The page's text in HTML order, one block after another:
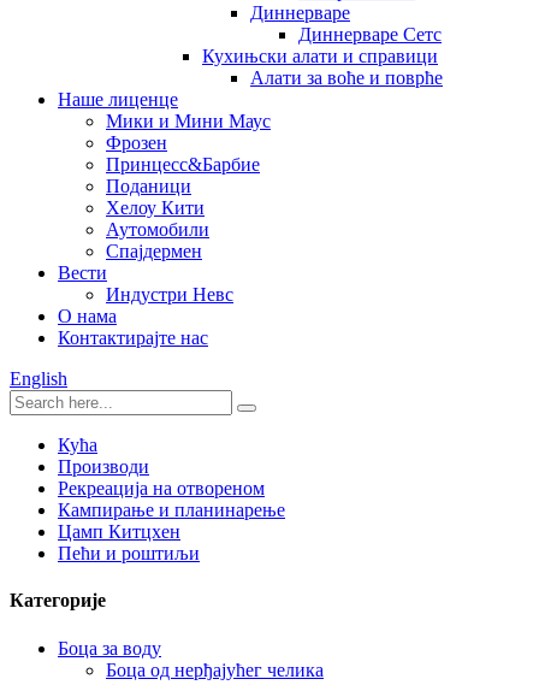
Диннерваре
Диннерваре Сетс
Кухињски алати и справици
Алати за воће и поврће
Наше лиценце
Мики и Мини Маус
Фрозен
Принцесс&Барбие
Поданици
Хелоу Кити
Аутомобили
Спајдермен
Вести
Индустри Невс
О нама
Контактирајте нас
English
Кућа
Производи
Рекреација на отвореном
Кампирање и планинарење
Цамп Китцхен
Пећи и роштиљи
Категорије
Боца за воду
Боца од нерђајућег челика